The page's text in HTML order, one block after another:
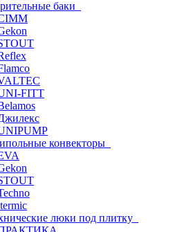
баки
FITT
конвекторы
люки под плитку